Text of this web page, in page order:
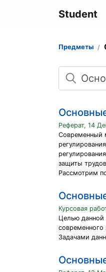
Student
Предметы
Поиск
Реферат, 14
Современный
защиты
Рассмотрим
Курсовая
Целью данной
современного
Задачами